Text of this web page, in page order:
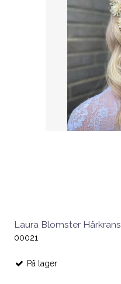
Laura Blomster Hårkrans
00021
På lager